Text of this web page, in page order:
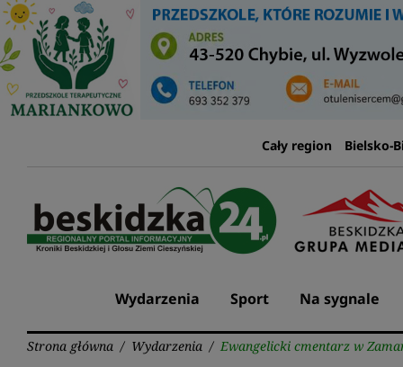
Przejdź
do
treści
Cały region Bielsko-
Wydarzenia Sport Na sygnale
Strona główna / Wydarzenia / Ewangelicki cmentarz w